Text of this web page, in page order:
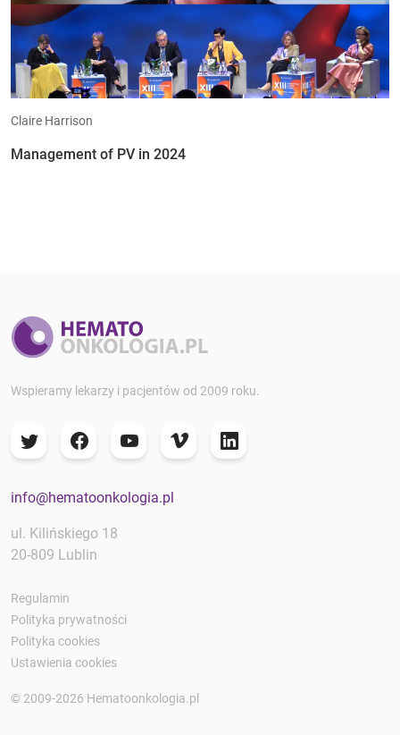
Claire Harrison
Management of PV in 2024
Wspieramy lekarzy i pacjentów od 2009 roku.
info@hematoonkologia.pl
ul. Kilińskiego 18
20-809 Lublin
Regulamin
Polityka prywatności
Polityka cookies
Ustawienia cookies
© 2009-2026 Hematoonkologia.pl